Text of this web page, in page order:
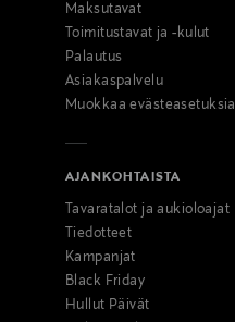
Maksutavat
Toimitustavat ja -kulut
Palautus
Asiakaspalvelu
Muokkaa evästeasetuksia
AJANKOHTAISTA
Tavaratalot ja aukioloajat
Tiedotteet
Kampanjat
Black Friday
Hullut Päivät